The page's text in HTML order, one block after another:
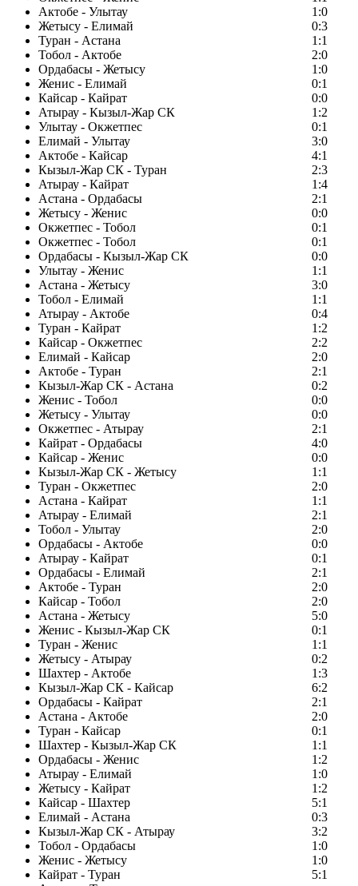
Актобе - Улытау
1:0
Жетысу - Елимай
0:3
Туран - Астана
1:1
Тобол - Актобе
2:0
Ордабасы - Жетысу
1:0
Женис - Елимай
0:1
Кайсар - Кайрат
0:0
Атырау - Кызыл-Жар СК
1:2
Улытау - Окжетпес
0:1
Елимай - Улытау
3:0
Актобе - Кайсар
4:1
Кызыл-Жар СК - Туран
2:3
Атырау - Кайрат
1:4
Астана - Ордабасы
2:1
Жетысу - Женис
0:0
Окжетпес - Тобол
0:1
Окжетпес - Тобол
0:1
Ордабасы - Кызыл-Жар СК
0:0
Улытау - Женис
1:1
Астана - Жетысу
3:0
Тобол - Елимай
1:1
Атырау - Актобе
0:4
Туран - Кайрат
1:2
Кайсар - Окжетпес
2:2
Елимай - Кайсар
2:0
Актобе - Туран
2:1
Кызыл-Жар СК - Астана
0:2
Женис - Тобол
0:0
Жетысу - Улытау
0:0
Окжетпес - Атырау
2:1
Кайрат - Ордабасы
4:0
Кайсар - Женис
0:0
Кызыл-Жар СК - Жетысу
1:1
Туран - Окжетпес
2:0
Астана - Кайрат
1:1
Атырау - Елимай
2:1
Тобол - Улытау
2:0
Ордабасы - Актобе
0:0
Атырау - Кайрат
0:1
Ордабасы - Елимай
2:1
Актобе - Туран
2:0
Кайсар - Тобол
2:0
Астана - Жетысу
5:0
Женис - Кызыл-Жар СК
0:1
Туран - Женис
1:1
Жетысу - Атырау
0:2
Шахтер - Актобе
1:3
Кызыл-Жар СК - Кайсар
6:2
Ордабасы - Кайрат
2:1
Астана - Актобе
2:0
Туран - Кайсар
0:1
Шахтер - Кызыл-Жар СК
1:1
Ордабасы - Женис
1:2
Атырау - Елимай
1:0
Жетысу - Кайрат
1:2
Кайсар - Шахтер
5:1
Елимай - Астана
0:3
Кызыл-Жар СК - Атырау
3:2
Тобол - Ордабасы
1:0
Женис - Жетысу
1:0
Кайрат - Туран
5:1